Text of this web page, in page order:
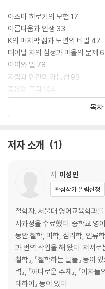
아즈마 히로키의 모험 17
아름다움과 인생 33
K의 마지막 삶과 노년의 비밀 47
태어날 자의 심정과 마을의 문제
아이와 일 78
자립과 인간의 가능성 93
중용의 몰락 104
이성의 공간, 광장 118
주 149
목차
저자 소개 1
저 이성민
관심작가 알림신청
철학자. 서울대 영어교육학과
사과정을 수료했다. 중학교 영
동안 철학, 미학, 심리학, 인류
과 번역 작업을 해 왔다. 저서로
철학』, 『철학하는 날들』 등이
력』, 『까다로운 주체』, 『여자
대하여』 등이 있다.